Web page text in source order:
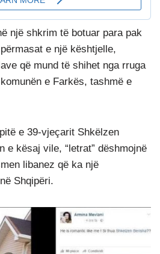
një shkrim të botuar para pak
e një kështjelle,
që mund të shihet nga rruga
e Farkës, tashmë e
e 39-vjeçarit Shkëlzen
e kësaj vile, “letrat” dëshmojnë
libanez që ka një
Shqipëri.